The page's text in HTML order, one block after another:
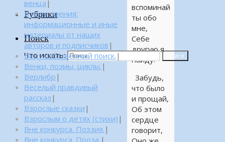
Рубрики
Поиск
Что искать: Поиск
вспоминай
ты обо
мне,
Себе
другую я
найду.
Забудь,
что было
и прощай,
Об этом
сердце
говорит,
венца |
В поле зрения:
информационные и иные
материалы от наших
авторов и подписчиков |
Веду собственный поиск. |
Венки, поэмы, циклы. |
Верлибр |
Веселый правдивый
рассказ |
Взрослые сказки |
Взрослым о детях (стихи) |
Вне конкурса. Поэзия. |
Вне конкурса. Проза. |